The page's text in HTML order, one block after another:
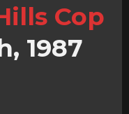
Cop
1987